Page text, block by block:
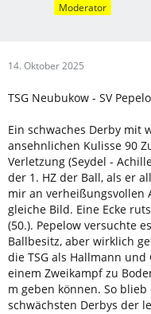
Moderator
14. Oktober 2025
TSG Neubukow - SV
Ein schwaches Derby mit
ansehnlichen Kulisse 90
Verletzung (Seydel -
der 1. HZ der Ball, als er
mir an verheißungsvollen
gleiche Bild. Eine Ecke
(50.). Pepelow versuchte
Ballbesitz, aber wirklich
die TSG als Hallmann und
einem Zweikampf zu
m geben können. So
schwächsten Derbys der